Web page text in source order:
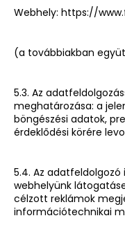
Webhely: https://
(a továbbiakban
5.3. Az
meghatározása: a
böngészési adatok,
érdeklődési körére
5.4. Az
webhelyünk
célzott reklámok
információtechnikai